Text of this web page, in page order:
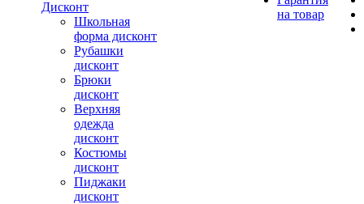
Дисконт
Школьная
форма дисконт
Рубашки
дисконт
Брюки
дисконт
Верхняя
одежда
дисконт
Костюмы
дисконт
Пиджаки
дисконт
на товар